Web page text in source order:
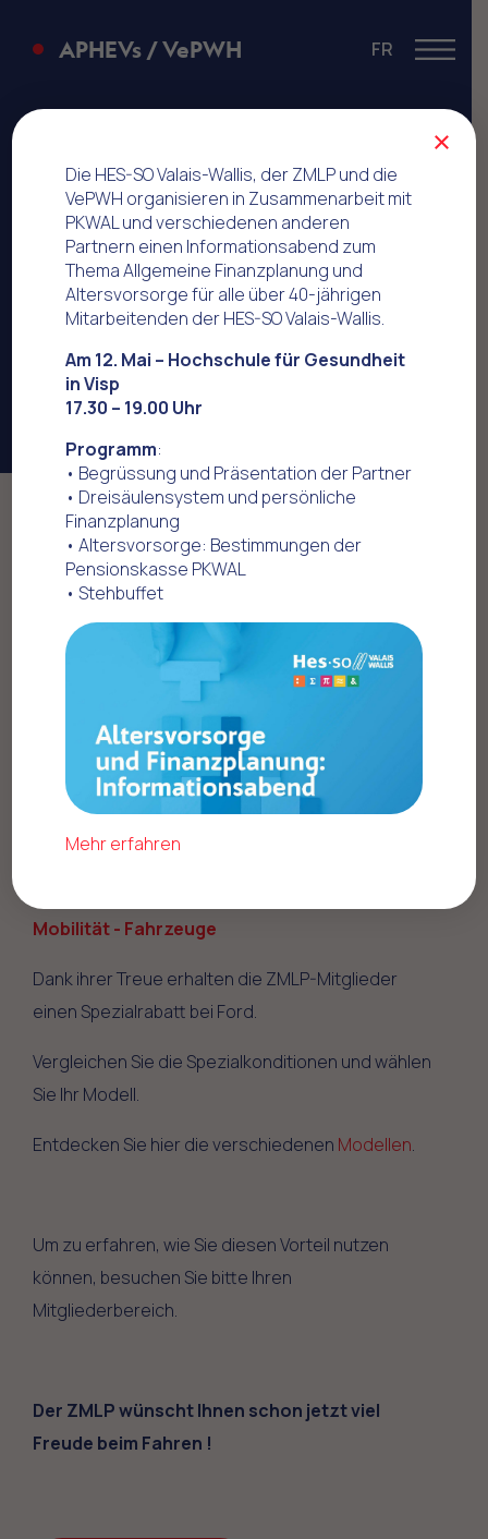
APHEVs / VePWH FR
Menu
Home
Offres commerciales
Mobilität - Fahrzeuge
Ford
Profitieren Sie von einem
Mobilität - Fahrzeuge
Dank ihrer Treue erhalten die ZMLP-Mitglieder
einen Spezialrabatt bei Ford.
Vergleichen Sie die Spezialkonditionen und wählen
Sie Ihr Modell.
Entdecken Sie hier die verschiedenen Modellen.
Um zu erfahren, wie Sie diesen Vorteil nutzen
können, besuchen Sie bitte Ihren
Mitgliederbereich.
Der ZMLP wünscht Ihnen schon jetzt viel
Freude beim Fahren !
Die HES-SO Valais-Wallis, der ZMLP und die
VePWH organisieren in Zusammenarbeit mit
PKWAL und verschiedenen anderen
Partnern einen Informationsabend zum
Thema Allgemeine Finanzplanung und
Altersvorsorge für alle über 40-jährigen
Mitarbeitenden der HES-SO Valais-Wallis.
Am 12. Mai – Hochschule für Gesundheit
in Visp
17.30 – 19.00 Uhr
Programm:
• Begrüssung und Präsentation der Partner
• Dreisäulensystem und persönliche
Finanzplanung
• Altersvorsorge: Bestimmungen der
Pensionskasse PKWAL
• Stehbuffet
Mehr erfahren
×